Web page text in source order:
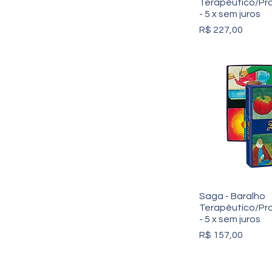
Terapêutico/
- 5 x sem juros
Preço
R$ 227,00
Saga - Baralho
Terapêutico/
- 5 x sem juros
Preço
R$ 157,00